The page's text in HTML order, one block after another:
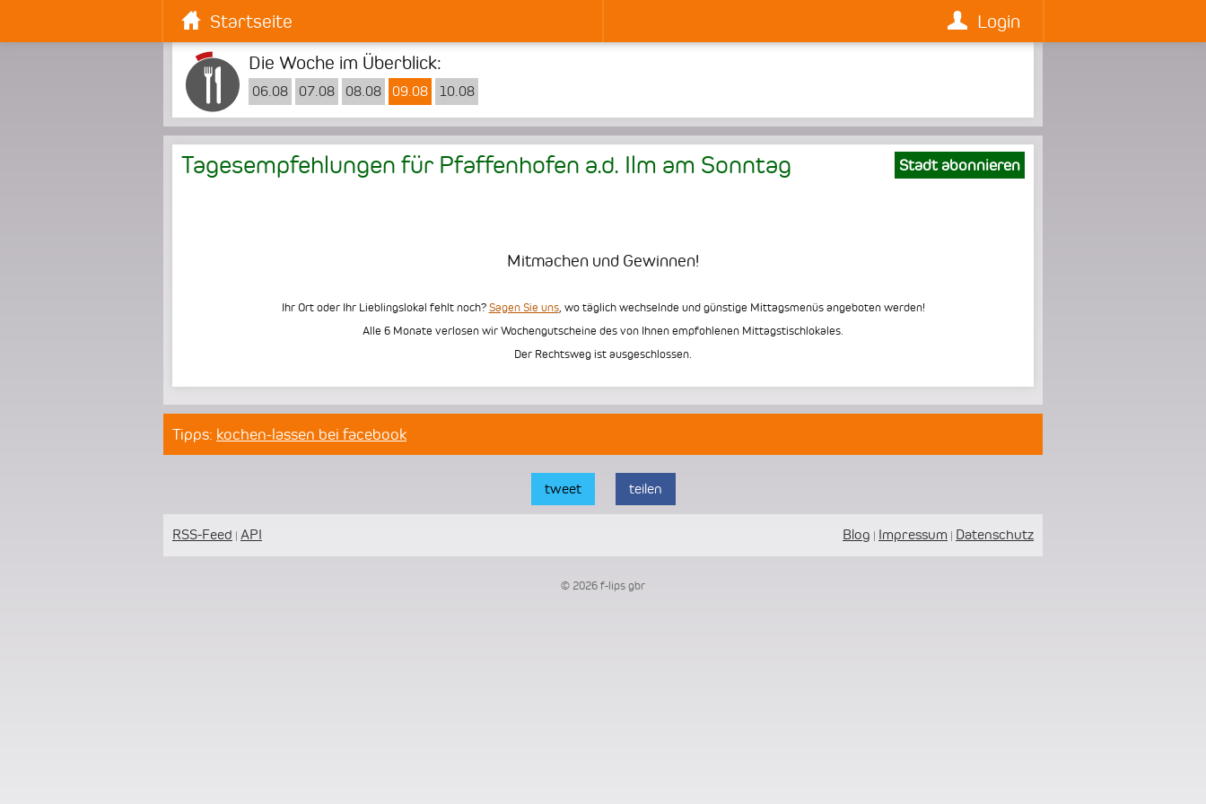
Startseite
Login
Die Woche im Überblick:
06.08 07.08 08.08 09.08 10.08
Stadt abonnieren
Tagesempfehlungen für Pfaffenhofen a.d. Ilm am Sonntag
Mitmachen und Gewinnen!
Ihr Ort oder Ihr Lieblingslokal fehlt noch? Sagen Sie uns, wo täglich wechselnde und günstige Mittagsmenüs angeboten werden!
Alle 6 Monate verlosen wir Wochengutscheine des von Ihnen empfohlenen Mittagstischlokales.
Der Rechtsweg ist ausgeschlossen.
Tipps: kochen-lassen bei facebook
tweet teilen
RSS-Feed | API Blog | Impressum | Datenschutz
© 2026 f-lips gbr